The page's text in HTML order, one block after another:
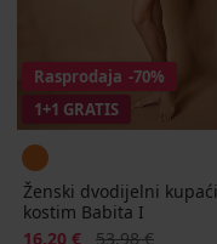
Rasprodaja -70%
1+1 GRATIS
Ženski dvodijelni kupaći
kostim Babita I
Popust
16,20 € Prvobitna cijena
53,98 €